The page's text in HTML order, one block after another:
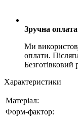
Зручна оплата
Ми
оплати.
Безготівковий
Характеристики
Матеріал:
Форм-фактор: